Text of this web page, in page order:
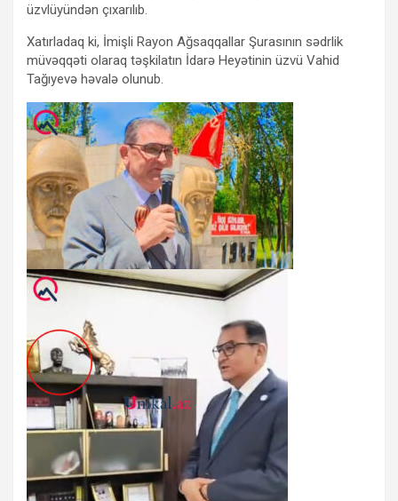
üzvlüyündən çıxarılıb.
Xatırladaq ki, İmişli Rayon Ağsaqqallar Şurasının sədrlik
müvəqqəti olaraq təşkilatın İdarə Heyətinin üzvü Vahid
Tağıyevə həvalə olunub.